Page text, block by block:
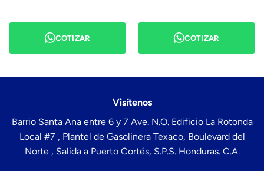
COTIZAR COTIZAR
Visítenos
Barrio Santa Ana entre 6 y 7 Ave. N.O. Edificio La Rotonda
Local #7 , Plantel de Gasolinera Texaco, Boulevard del
Norte , Salida a Puerto Cortés, S.P.S. Honduras. C.A.